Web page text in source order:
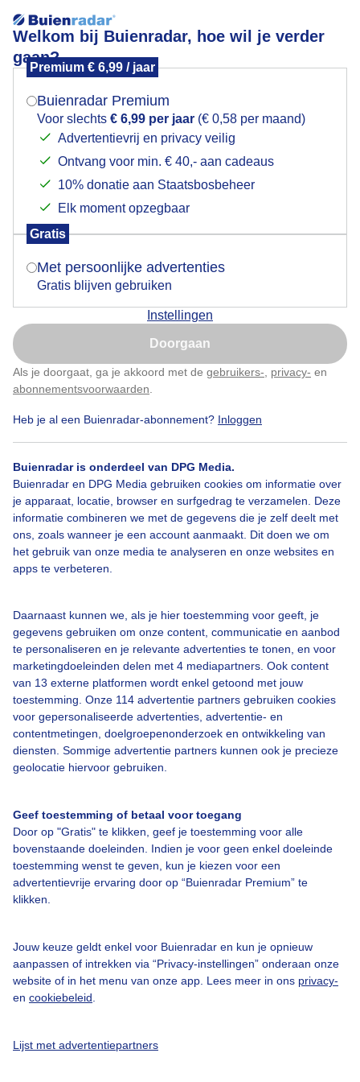
Welkom bij Buienradar, hoe wil je verder
gaan?
Premium € 6,99 / jaar
Buienradar Premium
Voor slechts € 6,99 per jaar (€ 0,58 per maand)
Advertentievrij en privacy veilig
Ontvang voor min. € 40,- aan cadeaus
10% donatie aan Staatsbosbeheer
Elk moment opzegbaar
Gratis
Met persoonlijke advertenties
Gratis blijven gebruiken
Instellingen
Doorgaan
Als je doorgaat, ga je akkoord met de gebruikers- privacy- en
abonnementsvoorwaarden
Heb je al een Buienradar-abonnement? Inloggen
Buienradar is onderdeel van DPG Media.
Buienradar en DPG Media gebruiken cookies om informatie over
je apparaat, locatie, browser en surfgedrag te verzamelen. Deze
informatie combineren we met de gegevens die je zelf deelt met
ons, zoals wanneer je een account aanmaakt. Dit doen we om
het gebruik van onze media te analyseren en onze websites en
apps te verbeteren.
Daarnaast kunnen we, als je hier toestemming voor geeft, je
gegevens gebruiken om onze content, communicatie en aanbod
te personaliseren en je relevante advertenties te tonen, en voor
marketingdoeleinden delen met 4 mediapartners. Ook content
van 13 externe platformen wordt enkel getoond met jouw
toestemming. Onze 114 advertentie partners gebruiken cookies
voor gepersonaliseerde advertenties, advertentie- en
contentmetingen, doelgroepenonderzoek en ontwikkeling van
diensten. Sommige advertentie partners kunnen ook je precieze
geolocatie hiervoor gebruiken.
Geef toestemming of betaal voor toegang
Door op "Gratis" te klikken, geef je toestemming voor alle
bovenstaande doeleinden. Indien je voor geen enkel doeleinde
toestemming wenst te geven, kun je kiezen voor een
advertentievrije ervaring door op “Buienradar Premium” te
klikken.
Jouw keuze geldt enkel voor Buienradar en kun je opnieuw
aanpassen of intrekken via “Privacy-instellingen” onderaan onze
website of in het menu van onze app. Lees meer in ons privacy-
en cookiebeleid
Lijst met advertentiepartners
In de regen!
Door: Nely V Frankenhuijzen Gemaakt: 19-05-2026, 51x bekeken
Een moment geduld aub...
Over Buienradar
Bedrijfsgegevens
Veelgestelde vragen
Contact
Gebruikersvoorwaarden
Adverteren
Buienradar Team
Privacy beleid
Privacy instellingen
Gratis weerdata
Buienradar
Mogen we je locatie gebruiken voor het
Indien je hier nog geen akkoord op hebt gegeven,
verschijnt er zo een pop-up uit je browser waarin
Is goed, toon de popup
Nu niet, misschien later
Klik hierom dit aan te passen